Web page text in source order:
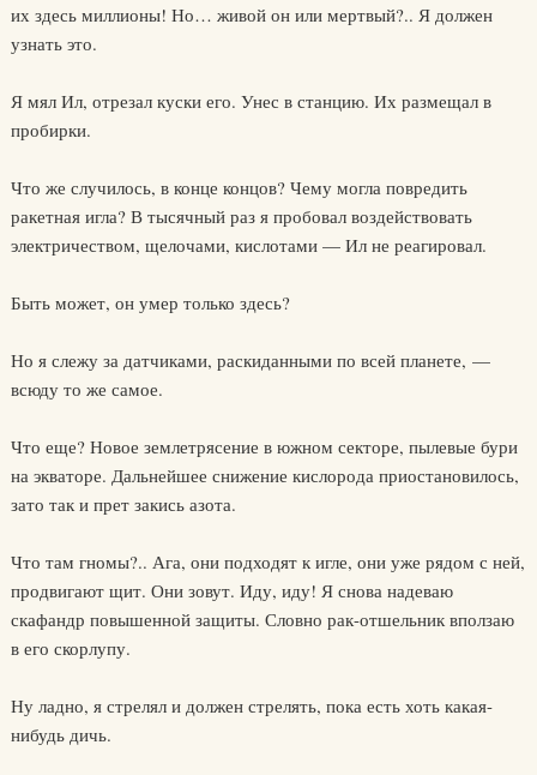
их здесь миллионы! Но… живой он или мертвый?.. Я должен
узнать это.
Я мял Ил, отрезал куски его. Унес в станцию. Их размещал в
пробирки.
Что же случилось, в конце концов? Чему могла повредить
ракетная игла? В тысячный раз я пробовал воздействовать
электричеством, щелочами, кислотами — Ил не реагировал.
Быть может, он умер только здесь?
Но я слежу за датчиками, раскиданными по всей планете, —
всюду то же самое.
Что еще? Новое землетрясение в южном секторе, пылевые бури
на экваторе. Дальнейшее снижение кислорода приостановилось,
зато так и прет закись азота.
Что там гномы?.. Ага, они подходят к игле, они уже рядом с ней,
продвигают щит. Они зовут. Иду, иду! Я снова надеваю
скафандр повышенной защиты. Словно рак-отшельник вползаю
в его скорлупу.
Ну ладно, я стрелял и должен стрелять, пока есть хоть какая-
нибудь дичь.